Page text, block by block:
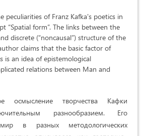
peculiarities of Franz Kafka's poetics in
“Spatial form”. The links between the
discrete (“noncausal”) structure of the
claims that the basic factor of
is an idea of epistemological
relations between Man and
осмысление творчества Кафки
разнообразием. Его
в разных методологических